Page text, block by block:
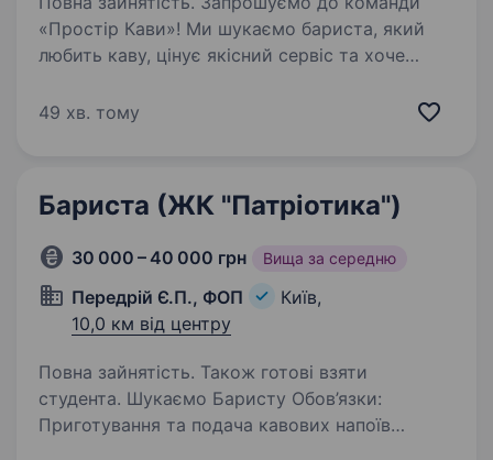
«Простір Кави»! Ми шукаємо бариста, який
любить каву, цінує якісний сервіс та хоче
Локація: Подільський район, вул. Западинська,
49 хв. тому
Бариста (ЖК "Патріотика")
30 000 – 40 000 грн Вища за середню
Передрій Є.П., ФОП
Київ,
10,0 км від центру
Повна зайнятість. Також готові взяти
студента. Шукаємо Баристу Обов’язки:
Приготування та подача кавових напоїв